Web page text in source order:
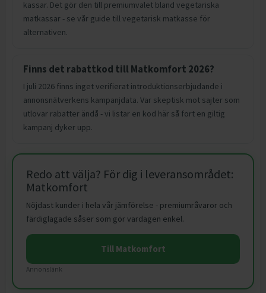
kassar. Det gör den till premiumvalet bland vegetariska
matkassar - se vår guide till vegetarisk matkasse för
alternativen.
Finns det rabattkod till Matkomfort 2026?
I juli 2026 finns inget verifierat introduktionserbjudande i
annonsnätverkens kampanjdata. Var skeptisk mot sajter som
utlovar rabatter ändå - vi listar en kod här så fort en giltig
kampanj dyker upp.
Redo att välja? För dig i leveransområdet:
Matkomfort
Nöjdast kunder i hela vår jämförelse - premiumråvaror och
färdiglagade såser som gör vardagen enkel.
Till Matkomfort
Annonslänk